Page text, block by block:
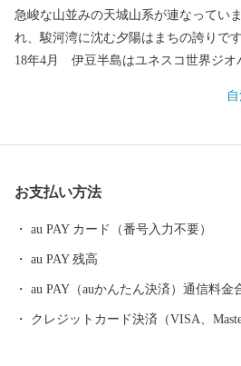
急峻な山並みの天城山系が連なってい
れ、駿河湾に沈む夕陽はまちの誇りです。 【世界ジオパーク
18年4月 伊豆半島はユネスコ世界ジオ
底火山が隆起し半島が形づくられて、
れており、豊富な温泉に恵まれています。 【世界農業遺産
伊豆町でも昔ながらの育成方法が受け
城山系の湧き水を使って育てている西
お支払い方法
au PAY カード（番号入力不要）
au PAY 残高
au PAY（auかんたん決済）通信料金
クレジットカード決済（VISA、